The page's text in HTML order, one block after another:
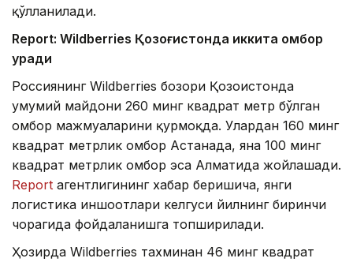
қўлланилади.
Report: Wildberries Қозоғистонда иккита омбор
қуради
Россиянинг Wildberries бозори Қозоғистонда
умумий майдони 260 минг квадрат метр бўлган
омбор мажмуаларини қурмоқда. Улардан 160 минг
квадрат метрлик омбор Астанада, яна 100 минг
квадрат метрлик омбор эса Алматида жойлашади.
Report агентлигининг хабар беришича, янги
логистика иншоотлари келгуси йилнинг биринчи
чорагида фойдаланишга топширилади.
Ҳозирда Wildberries тахминан 46 минг квадрат